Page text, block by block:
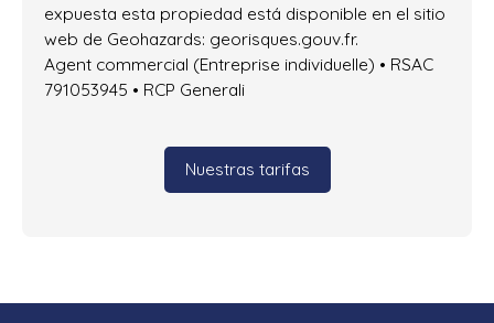
expuesta esta propiedad está disponible en el sitio
web de Geohazards: georisques.gouv.fr.
Agent commercial (Entreprise individuelle) • RSAC
791053945 • RCP Generali
Nuestras tarifas